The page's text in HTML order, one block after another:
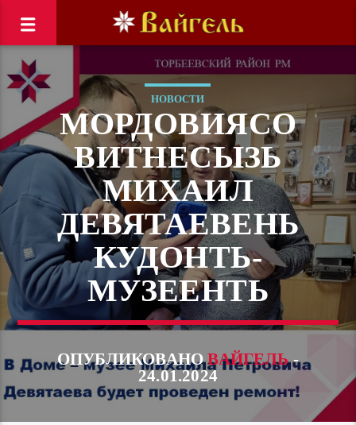
НОВОСТИ
МОРДОВИЯСО
ВИТНЕСЫЗЬ
МИХАИЛ
ДЕВЯТАЕВЕНЬ
КУДОНТЬ-
МУЗЕЕНТЬ
ОПУБЛИКОВАНОВАЙГЕЛЬ-
24.01.2024